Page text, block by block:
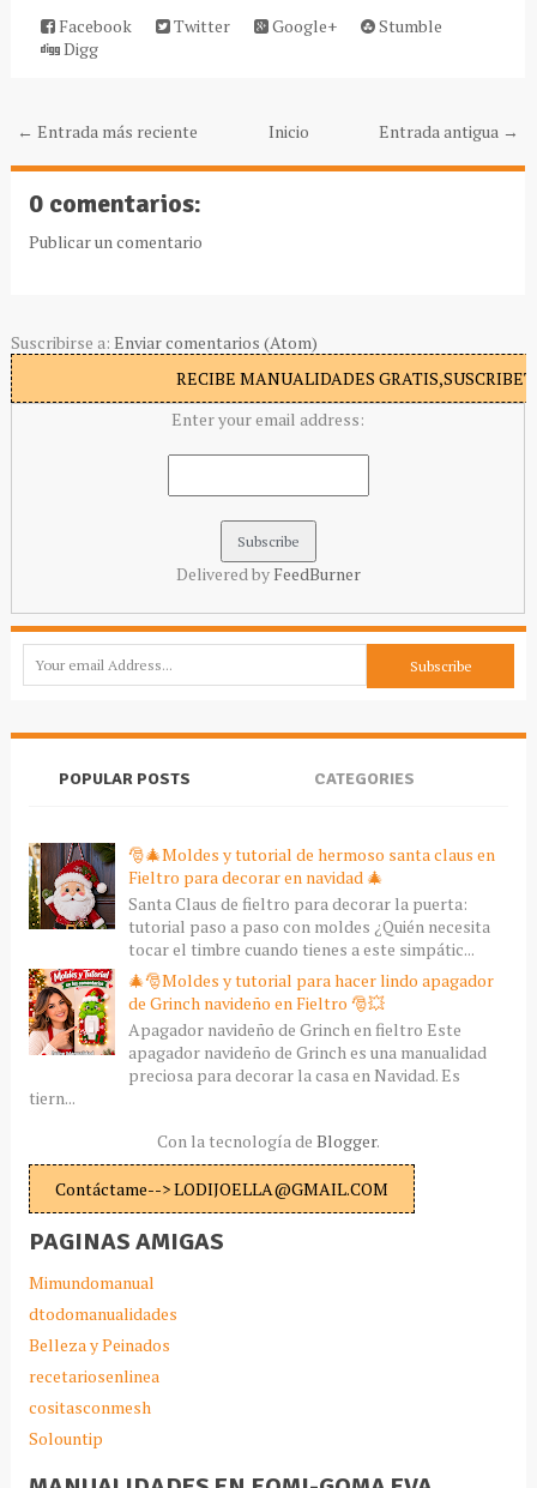
Facebook Twitter Google+
Stumble
Digg
← Entrada más reciente Entrada antigua →
Inicio
0 comentarios:
Publicar un comentario
Suscribirse a: Enviar comentarios (Atom)
RECIBE MANUALIDADES
Enter your email address:
Delivered by FeedBurner
POPULAR POSTS CATEGORIES
🎅🎄Moldes y tutorial de hermoso santa claus en
Fieltro para decorar en navidad 🎄
Santa Claus de fieltro para decorar la puerta:
tutorial paso a paso con moldes ¿Quién necesita
tocar el timbre cuando tienes a este simpátic...
🎄🎅Moldes y tutorial para hacer lindo apagador
de Grinch navideño en Fieltro 🎅💥
Apagador navideño de Grinch en fieltro Este
apagador navideño de Grinch es una manualidad
preciosa para decorar la casa en Navidad. Es
tiern...
Con la tecnología de Blogger.
Contáctame--> LODIJOELLA@GMAIL.COM
PAGINAS AMIGAS
Mimundomanual
dtodomanualidades
Belleza y Peinados
recetariosenlinea
cositasconmesh
Solountip